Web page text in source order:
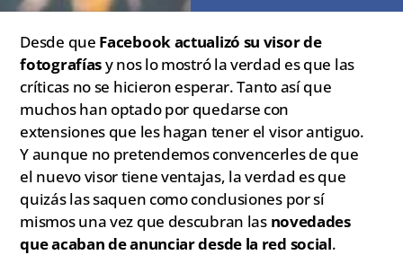
Desde que Facebook actualizó su visor de
fotografíasy nos lo mostró la verdad es que las
críticas no se hicieron esperar. Tanto así que
muchos han optado por quedarse con
extensiones que les hagan tener el visor antiguo.
Y aunque no pretendemos convencerles de que
el nuevo visor tiene ventajas, la verdad es que
quizás las saquen como conclusiones por sí
mismos una vez que descubran las novedades
que acaban de anunciar desde la red social.